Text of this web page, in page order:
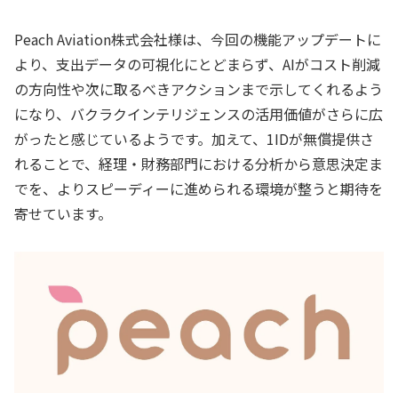
Peach Aviation株式会社様は、今回の機能アップデートに
より、支出データの可視化にとどまらず、AIがコスト削減
の方向性や次に取るべきアクションまで示してくれるよう
になり、バクラクインテリジェンスの活用価値がさらに広
がったと感じているようです。加えて、1IDが無償提供さ
れることで、経理・財務部門における分析から意思決定ま
でを、よりスピーディーに進められる環境が整うと期待を
寄せています。